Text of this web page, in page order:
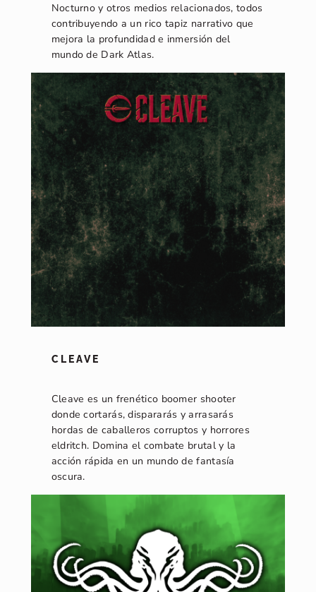
Nocturno y otros medios relacionados, todos
contribuyendo a un rico tapiz narrativo que
mejora la profundidad e inmersión del
mundo de Dark Atlas.
CLEAVE
Cleave es un frenético boomer shooter
donde cortarás, dispararás y arrasarás
hordas de caballeros corruptos y horrores
eldritch. Domina el combate brutal y la
acción rápida en un mundo de fantasía
oscura.